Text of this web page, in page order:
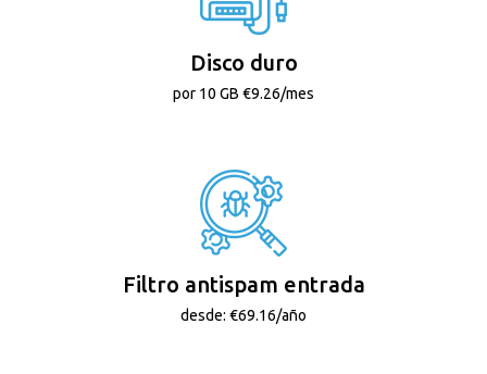
Disco duro
por 10 GB €9.26/mes
Filtro antispam entrada
desde: €69.16/año